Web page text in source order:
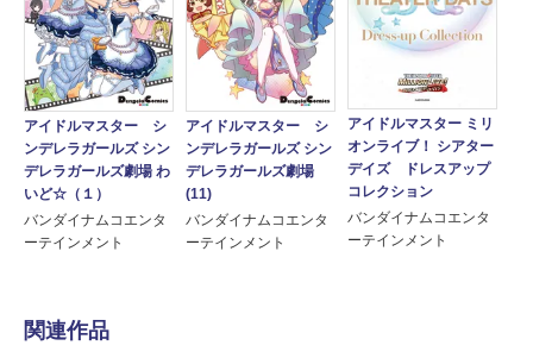
アイドルマスター シ
ンデレラガールズ シン
デレラガールズ劇場 わ
いど☆（１）
バンダイナムコエンタ
ーテインメント
アイドルマスター シ
ンデレラガールズ シン
デレラガールズ劇場
(11)
バンダイナムコエンタ
ーテインメント
アイドルマスター ミリ
オンライブ！ シアター
デイズ ドレスアップ
コレクション
バンダイナムコエンタ
ーテインメント
関連作品